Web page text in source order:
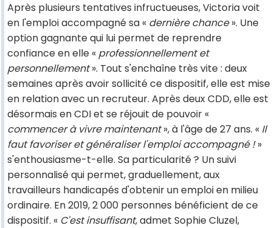
Après plusieurs tentatives infructueuses, Victoria voit
en l'emploi accompagné sa « dernière chance». Une
option gagnante qui lui permet de reprendre
confiance en elle « professionnellement et
personnellement». Tout s'enchaîne très vite : deux
semaines après avoir sollicité ce dispositif, elle est mise
en relation avec un recruteur. Après deux CDD, elle est
désormais en CDI et se réjouit de pouvoir «
commencer à vivre maintenant», à l'âge de 27 ans. « Il
faut favoriser et généraliser l'emploi accompagné !»
s'enthousiasme-t-elle. Sa particularité ? Un suivi
personnalisé qui permet, graduellement, aux
travailleurs handicapés d'obtenir un emploi en milieu
ordinaire. En 2019, 2 000 personnes bénéficient de ce
dispositif. « C'est insuffisant, admet Sophie Cluzel,